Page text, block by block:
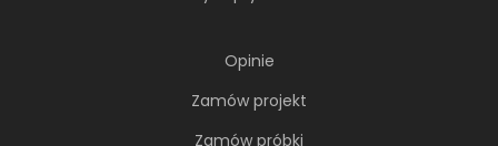
Opinie
Zamów projekt
Zamów próbki